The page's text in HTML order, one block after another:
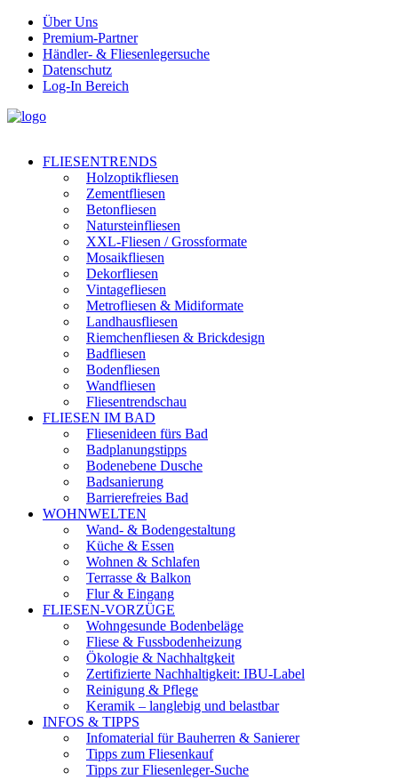
Über Uns
Premium-Partner
Händler- & Fliesenlegersuche
Datenschutz
Log-In Bereich
FLIESENTRENDS
Holzoptikfliesen
Zementfliesen
Betonfliesen
Natursteinfliesen
XXL-Fliesen / Grossformate
Mosaikfliesen
Dekorfliesen
Vintagefliesen
Metrofliesen & Midiformate
Landhausfliesen
Riemchenfliesen & Brickdesign
Badfliesen
Bodenfliesen
Wandfliesen
Fliesentrendschau
FLIESEN IM BAD
Fliesenideen fürs Bad
Badplanungstipps
Bodenebene Dusche
Badsanierung
Barrierefreies Bad
WOHNWELTEN
Wand- & Bodengestaltung
Küche & Essen
Wohnen & Schlafen
Terrasse & Balkon
Flur & Eingang
FLIESEN-VORZÜGE
Wohngesunde Bodenbeläge
Fliese & Fussbodenheizung
Ökologie & Nachhaltgkeit
Zertifizierte Nachhaltigkeit: IBU-Label
Reinigung & Pflege
Keramik – langlebig und belastbar
INFOS & TIPPS
Infomaterial für Bauherren & Sanierer
Tipps zum Fliesenkauf
Tipps zur Fliesenleger-Suche